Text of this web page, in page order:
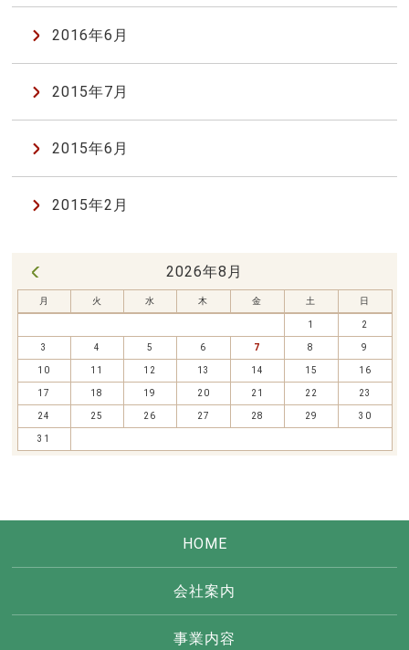
2016年6月
2015年7月
2015年6月
2015年2月
2026年8月
月 火 水 木 金 土 日
1 2
3 4 5 6 7 8 9
10 11 12 13 14 15 16
17 18 19 20 21 22 23
24 25 26 27 28 29 30
31
HOME
会社案内
事業内容